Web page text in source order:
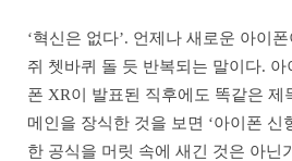
‘혁신은 없다’. 언제나 새로운 아이
쥐 쳇바퀴 돌 듯 반복되는 말이다. 아
폰 XR이 발표된 직후에도 똑같은 제
메인을 장식한 것을 보면 ‘아이폰 신
한 공식을 머릿 속에 새긴 것은 아닌